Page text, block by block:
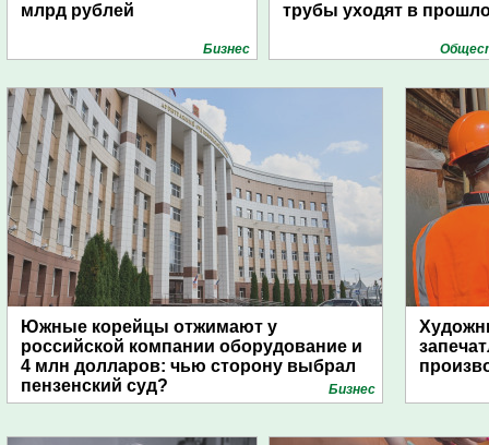
млрд рублей
Бизнес
трубы уходят в
Южные корейцы отжимают у
российской компании оборудование и
4 млн долларов: чью сторону выбрал
пензенский суд?
Бизнес